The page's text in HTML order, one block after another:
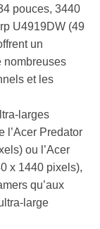
pouces, 3440
U4919DW (49
un
nombreuses
et les
larges
l’Acer Predator
ou l’Acer
x 1440 pixels),
qu’aux
large